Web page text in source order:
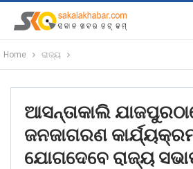
Home ରାଜ୍ୟ
ଆସନ୍ତାକାଲି
ଜନଜାଗରଣ
ଯୋଗଦେବେ ରାଜ୍ୟ